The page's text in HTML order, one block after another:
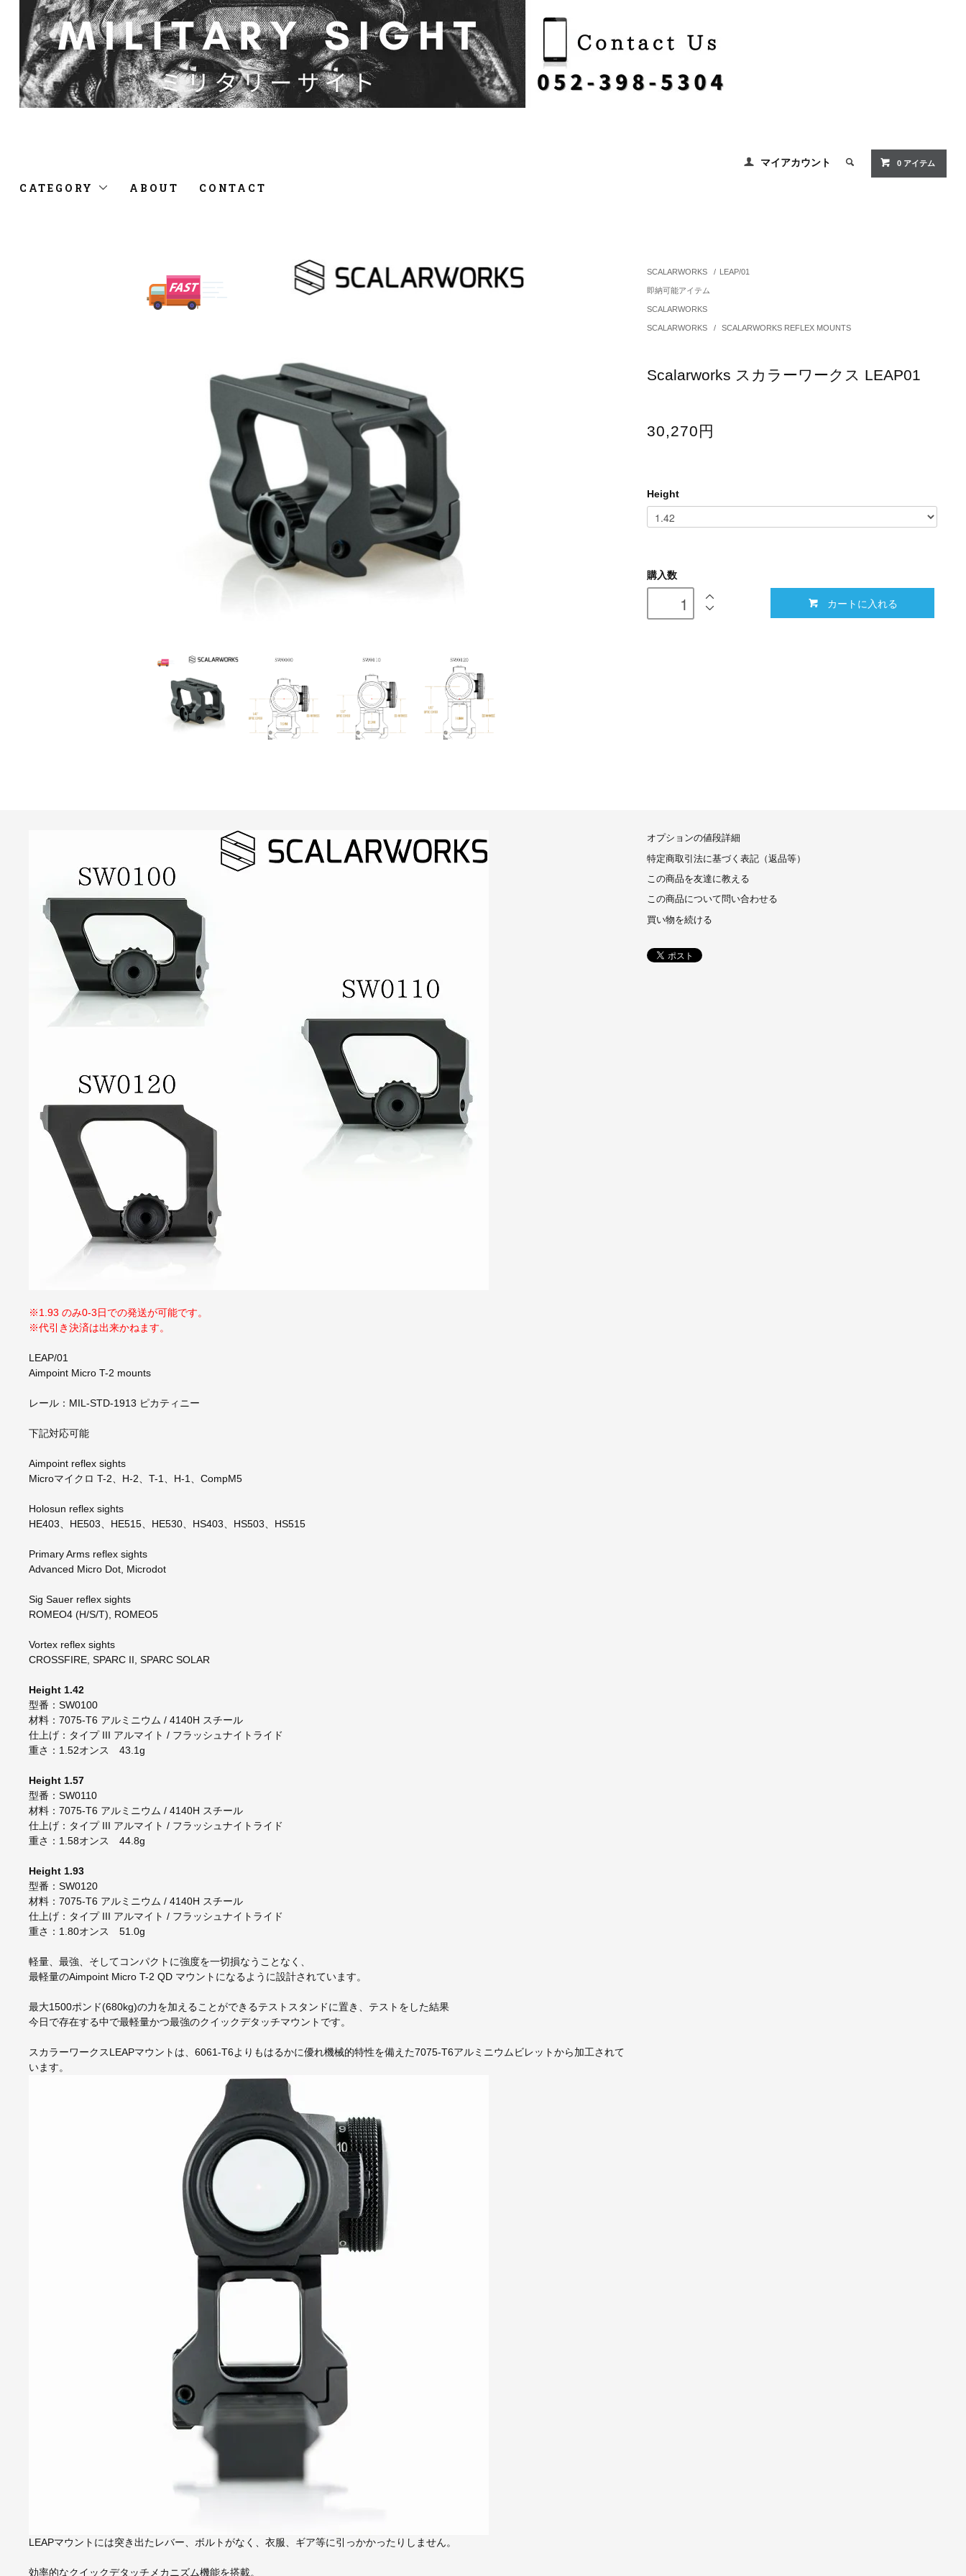
マイアカウント 0 アイテム
CATEGORY ABOUT CONTACT
SCALARWORKS / LEAP/01
即納可能アイテム
SCALARWORKS
SCALARWORKS / SCALARWORKS REFLEX MOUNTS
Scalarworks スカラーワークス LEAP01
30,270円
Height
購入数
カートに入れる
※1.93 のみ0-3日での発送が可能です。
※代引き決済は出来かねます。
LEAP/01
Aimpoint Micro T-2 mounts
レール：MIL-STD-1913 ピカティニー
下記対応可能
Aimpoint reflex sights
Microマイクロ T-2、H-2、T-1、H-1、CompM5
Holosun reflex sights
HE403、HE503、HE515、HE530、HS403、HS503、HS515
Primary Arms reflex sights
Advanced Micro Dot, Microdot
Sig Sauer reflex sights
ROMEO4 (H/S/T), ROMEO5
Vortex reflex sights
CROSSFIRE, SPARC II, SPARC SOLAR
Height 1.42
型番：SW0100
材料：7075-T6 アルミニウム / 4140H スチール
仕上げ：タイプ III アルマイト / フラッシュナイトライド
重さ：1.52オンス 43.1g
Height 1.57
型番：SW0110
材料：7075-T6 アルミニウム / 4140H スチール
仕上げ：タイプ III アルマイト / フラッシュナイトライド
重さ：1.58オンス 44.8g
Height 1.93
型番：SW0120
材料：7075-T6 アルミニウム / 4140H スチール
仕上げ：タイプ III アルマイト / フラッシュナイトライド
重さ：1.80オンス 51.0g
軽量、最強、そしてコンパクトに強度を一切損なうことなく、
最軽量のAimpoint Micro T-2 QD マウントになるように設計されています。
最大1500ポンド(680kg)の力を加えることができるテストスタンドに置き、テストをした結果
今日で存在する中で最軽量かつ最強のクイックデタッチマウントです。
スカラーワークスLEAPマウントは、6061-T6よりもはるかに優れ機械的特性を備えた7075-T6アルミニウムビレットから加工されて
います。
LEAPマウントには突き出たレバー、ボルトがなく、衣服、ギア等に引っかかったりしません。
効率的なクイックデタッチメカニズム機能を搭載。
オプションの値段詳細
特定商取引法に基づく表記（返品等）
この商品を友達に教える
この商品について問い合わせる
買い物を続ける